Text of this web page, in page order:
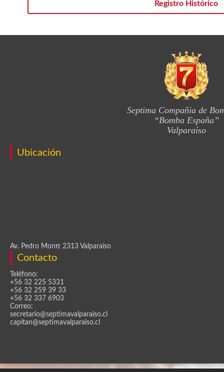
Registro Histórico
Septima Compañia de
“Bomba España”
Valparaíso
Ubicación
Av. Pedro Montt 2313 Valparaíso
Contacto
Teléfono:
+56 32 225 5331
+56 32 259 39 33
+56 32 337 6903
Correo:
secretario@septimavalparaiso.cl
capitan@septimavalparaiso.cl